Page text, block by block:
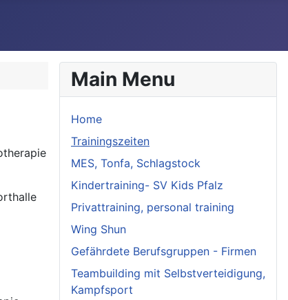
Main Menu
Home
Trainingszeiten
MES, Tonfa, Schlagstock
Kindertraining- SV Kids Pfalz
Privattraining, personal training
Wing Shun
Gefährdete Berufsgruppen - Firmen
Teambuilding mit Selbstverteidigung,
Kampfsport